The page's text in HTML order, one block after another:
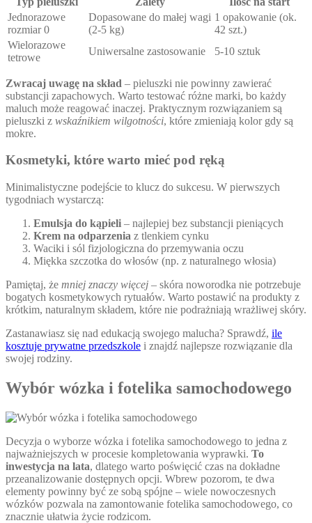
Jednorazowe
rozmiar 0
Dopasowane do małej wagi
(2-5 kg)
1 opakowanie (ok.
42 szt.)
Wielorazowe
tetrowe
Uniwersalne zastosowanie 5-10 sztuk
Zwracaj uwagę na skład – pieluszki nie powinny zawierać
substancji zapachowych. Warto testować różne marki, bo każdy
maluch może reagować inaczej. Praktycznym rozwiązaniem są
pieluszki z wskaźnikiem wilgotności, które zmieniają kolor gdy są
mokre.
Kosmetyki, które warto mieć pod ręką
Minimalistyczne podejście to klucz do sukcesu. W pierwszych
tygodniach wystarczą:
Emulsja do kąpieli – najlepiej bez substancji pieniących
Krem na odparzenia z tlenkiem cynku
Waciki i sól fizjologiczna do przemywania oczu
Miękka szczotka do włosów (np. z naturalnego włosia)
Pamiętaj, że mniej znaczy więcej – skóra noworodka nie potrzebuje
bogatych kosmetykowych rytuałów. Warto postawić na produkty z
krótkim, naturalnym składem, które nie podrażniają wrażliwej skóry.
Zastanawiasz się nad edukacją swojego malucha? Sprawdź, ile
kosztuje prywatne przedszkole i znajdź najlepsze rozwiązanie dla
swojej rodziny.
Wybór wózka i fotelika samochodowego
Decyzja o wyborze wózka i fotelika samochodowego to jedna z
najważniejszych w procesie kompletowania wyprawki. To
inwestycja na lata, dlatego warto poświęcić czas na dokładne
przeanalizowanie dostępnych opcji. Wbrew pozorom, te dwa
elementy powinny być ze sobą spójne – wiele nowoczesnych
wózków pozwala na zamontowanie fotelika samochodowego, co
znacznie ułatwia życie rodzicom.